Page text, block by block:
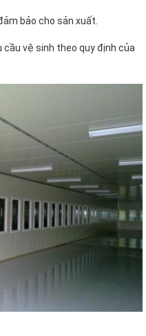
bảo cho sản xuất.
vệ sinh theo quy định của